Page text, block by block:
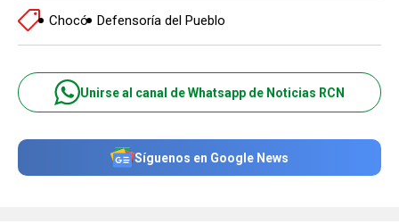
Chocó Defensoría del Pueblo
Unirse al canal de Whatsapp de Noticias RCN
Síguenos en Google News